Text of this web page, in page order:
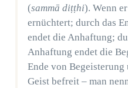
(sammā diṭṭhi). Wenn
ernüchtert; durch das
endet die Anhaftung;
Anhaftung endet die
Ende von
Geist befreit – man